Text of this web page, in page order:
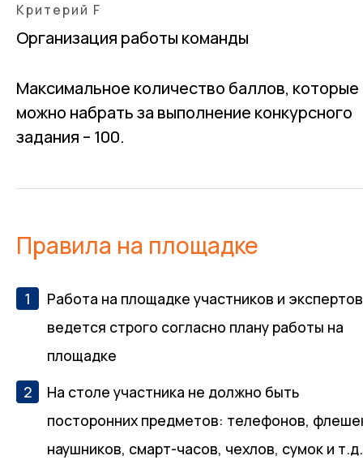
Критерий F
Организация работы команды
Максимальное количество баллов, которые
можно набрать за выполнение конкурсного
задания – 100.
Правила на площадке
Работа на площадке участников и экспертов
ведется строго согласно плану работы на
площадке
На столе участника не должно быть
посторонних предметов: телефонов,
наушников, смарт-часов, чехлов, сумок и т.д.